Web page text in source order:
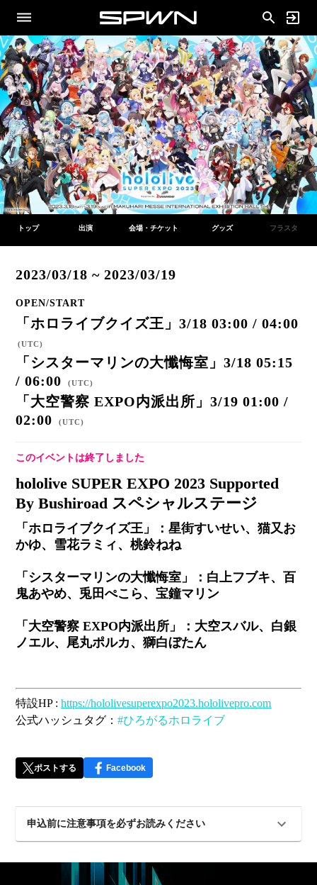
トップ 出演 会場・チケット グッズ フラスタ
2023/03/18 ~ 2023/03/19
OPEN/START
「ホロライブクイズ王」3/18 03:00 / 04:00
(UTC)
「シスターマリンの大懺悔室」3/18 05:15
/ 06:00
(UTC)
「大空警察 EXPO内派出所」3/19 01:00 /
02:00
(UTC)
このイベントは終了しました
hololive SUPER EXPO 2023 Supported
By Bushiroad スペシャルステージ
「ホロライブクイズ王」：星街すいせい、猫又お
かゆ、雪花ラミィ、桃鈴ねね
「シスターマリンの大懺悔室」：白上フブキ、百
鬼あやめ、兎田ぺこら、宝鐘マリン
「大空警察 EXPO内派出所」：大空スバル、白銀
ノエル、尾丸ポルカ、獅白ぼたん
特設HP :https://hololivesuperexpo2023.hololivepro.com
公式ハッシュタグ：#ひろがるホロライブ
ポストする Facebook
申込前に注意事項を必ずお読みください